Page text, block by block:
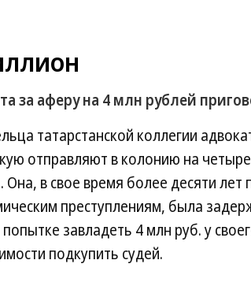
за аферу на 4 млн рублей
татарстанской коллегии
отправляют в колонию на
Она, в свое время более десяти
преступлениям, была
завладеть 4 млн руб. у
подкупить судей.